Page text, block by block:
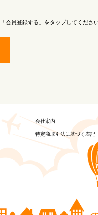
会員登録する」をタップしてくださ
会社案内
特定商取引法に基づく表記